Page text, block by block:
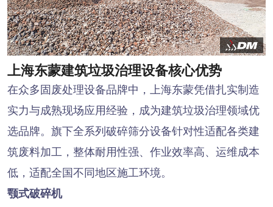
上海东蒙建筑垃圾治理设备核心优势
在众多固废处理设备品牌中，上海东蒙凭借扎实制造
实力与成熟现场应用经验，成为建筑垃圾治理领域优
选品牌。旗下全系列破碎筛分设备针对性适配各类建
筑废料加工，整体耐用性强、作业效率高、运维成本
低，适配全国不同地区施工环境。
颚式破碎机